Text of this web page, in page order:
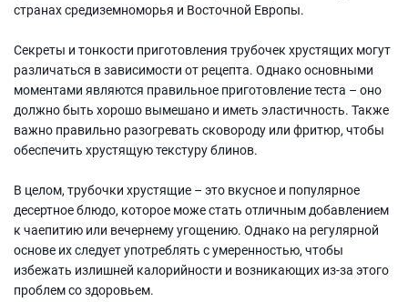
странах средиземноморья и Восточной Европы.
Секреты и тонкости приготовления трубочек хрустящих могут
различаться в зависимости от рецепта. Однако основными
моментами являются правильное приготовление теста – оно
должно быть хорошо вымешано и иметь эластичность. Также
важно правильно разогревать сковороду или фритюр, чтобы
обеспечить хрустящую текстуру блинов.
В целом, трубочки хрустящие – это вкусное и популярное
десертное блюдо, которое може стать отличным добавлением
к чаепитию или вечернему угощению. Однако на регулярной
основе их следует употреблять с умеренностью, чтобы
избежать излишней калорийности и возникающих из-за этого
проблем со здоровьем.